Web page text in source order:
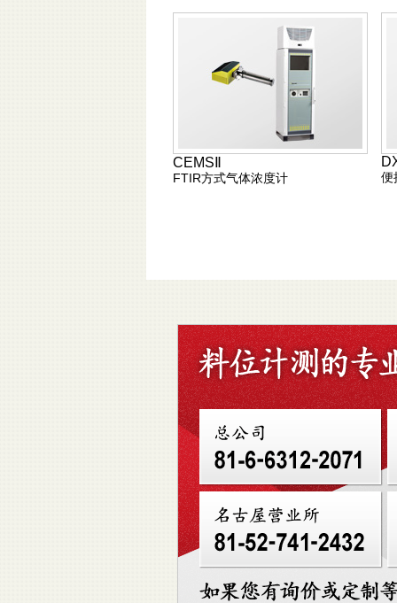
CEMSⅡ
FTIR方式气体浓度计 便